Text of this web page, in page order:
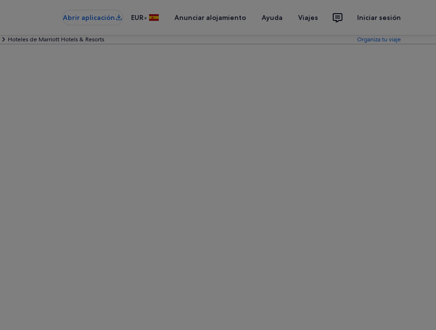
Abrir aplicación EUR• Anunciar alojamiento Ayuda Viajes Iniciar sesión
Hoteles de Marriott Hotels & Resorts Organiza tu viaje